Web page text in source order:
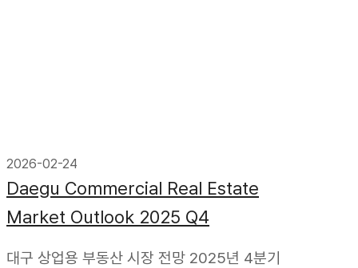
2026-02-24
Daegu Commercial Real Estate
Market Outlook 2025 Q4
대구 상업용 부동산 시장 전망 2025년 4분기